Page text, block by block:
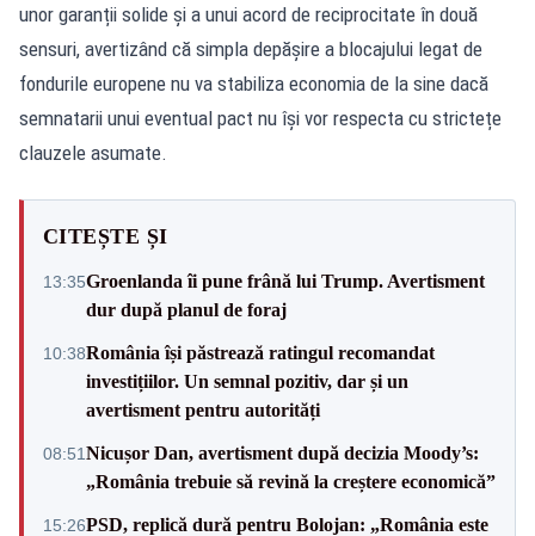
unor garanții solide și a unui acord de reciprocitate în două
sensuri, avertizând că simpla depășire a blocajului legat de
fondurile europene nu va stabiliza economia de la sine dacă
semnatarii unui eventual pact nu își vor respecta cu strictețe
clauzele asumate.
CITEȘTE ȘI
13:35Groenlanda îi pune frână lui Trump. Avertisment
dur după planul de foraj
10:38România își păstrează ratingul recomandat
investițiilor. Un semnal pozitiv, dar și un
avertisment pentru autorități
08:51Nicușor Dan, avertisment după decizia Moody’s:
„România trebuie să revină la creștere economică”
15:26PSD, replică dură pentru Bolojan: „România este